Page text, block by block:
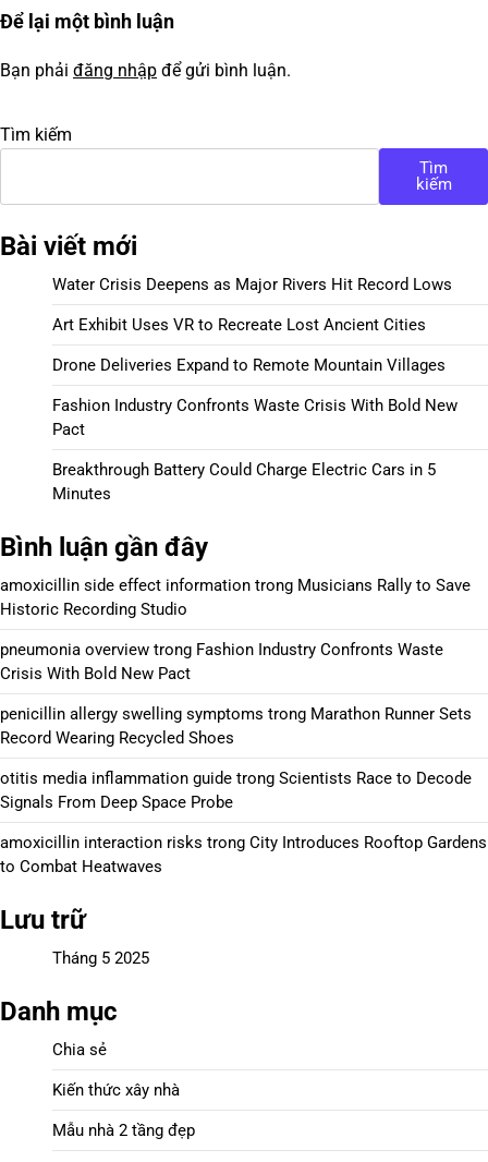
Để lại một bình luận
Bạn phải đăng nhập để gửi bình luận.
Tìm kiếm
Tìm
kiếm
Bài viết mới
Water Crisis Deepens as Major Rivers Hit Record Lows
Art Exhibit Uses VR to Recreate Lost Ancient Cities
Drone Deliveries Expand to Remote Mountain Villages
Fashion Industry Confronts Waste Crisis With Bold New
Pact
Breakthrough Battery Could Charge Electric Cars in 5
Minutes
Bình luận gần đây
amoxicillin side effect information trong Musicians Rally to Save
Historic Recording Studio
pneumonia overview trong Fashion Industry Confronts Waste
Crisis With Bold New Pact
penicillin allergy swelling symptoms trong Marathon Runner Sets
Record Wearing Recycled Shoes
otitis media inflammation guide trong Scientists Race to Decode
Signals From Deep Space Probe
amoxicillin interaction risks trong City Introduces Rooftop Gardens
to Combat Heatwaves
Lưu trữ
Tháng 5 2025
Danh mục
Chia sẻ
Kiến thức xây nhà
Mẫu nhà 2 tầng đẹp